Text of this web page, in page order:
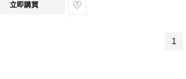
立即購買
1